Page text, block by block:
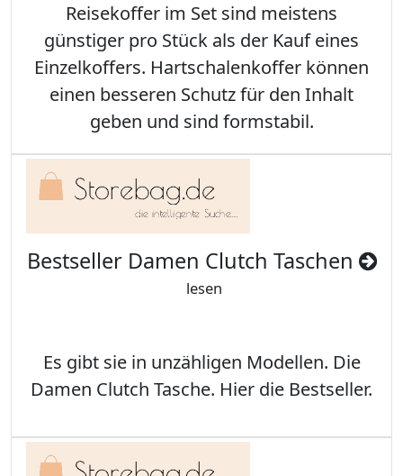
Reisekoffer im Set sind meistens
günstiger pro Stück als der Kauf eines
Einzelkoffers. Hartschalenkoffer können
einen besseren Schutz für den Inhalt
geben und sind formstabil.
Bestseller Damen Clutch Taschen
lesen
Es gibt sie in unzähligen Modellen. Die
Damen Clutch Tasche. Hier die Bestseller.